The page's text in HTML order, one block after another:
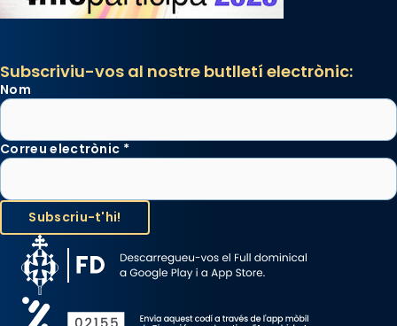
Subscriviu-vos al nostre butlletí electrònic:
Nom
Correu electrònic *